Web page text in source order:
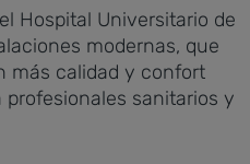
Hospital Universitario de
modernas, que
más calidad y confort
sanitarios y